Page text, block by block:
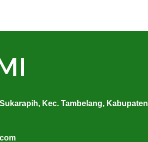
Kec. Tambelang, Kabupaten